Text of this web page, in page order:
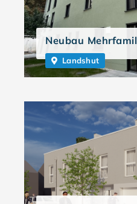
Neubau
Landshut